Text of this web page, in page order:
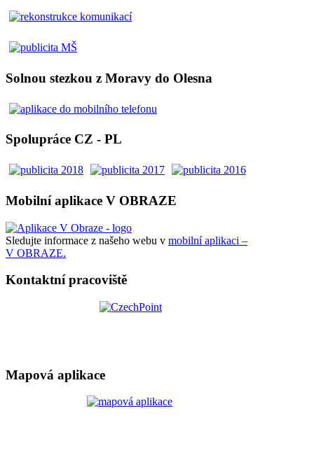
Solnou stezkou z Moravy do Olesna
Spolupráce CZ - PL
Mobilní aplikace V OBRAZE
Sledujte informace z našeho webu v mobilní aplikaci –
V OBRAZE.
Kontaktní pracoviště
Mapová aplikace